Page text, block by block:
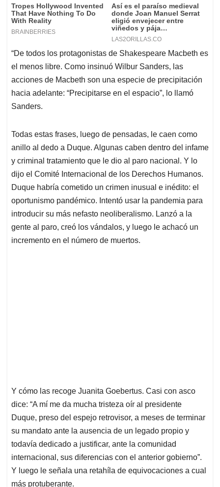
“De todos los protagonistas de Shakespeare Macbeth es
el menos libre. Como insinuó Wilbur Sanders, las
acciones de Macbeth son una especie de precipitación
hacia adelante: “Precipitarse en el espacio”, lo llamó
Sanders.
Todas estas frases, luego de pensadas, le caen como
anillo al dedo a Duque. Algunas caben dentro del infame
y criminal tratamiento que le dio al paro nacional. Y lo
dijo el Comité Internacional de los Derechos Humanos.
Duque habría cometido un crimen inusual e inédito: el
oportunismo pandémico. Intentó usar la pandemia para
introducir su más nefasto neoliberalismo. Lanzó a la
gente al paro, creó los vándalos, y luego le achacó un
incremento en el número de muertos.
Y cómo las recoge Juanita Goebertus. Casi con asco
dice: “A mí me da mucha tristeza oír al presidente
Duque, preso del espejo retrovisor, a meses de terminar
su mandato ante la ausencia de un legado propio y
todavía dedicado a justificar, ante la comunidad
internacional, sus diferencias con el anterior gobierno”.
Y luego le señala una retahíla de equivocaciones a cual
más protuberante.